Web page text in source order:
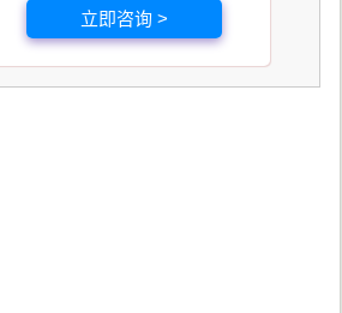
立即咨询 >